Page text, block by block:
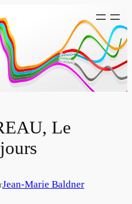
Le
Jean-Marie Baldner